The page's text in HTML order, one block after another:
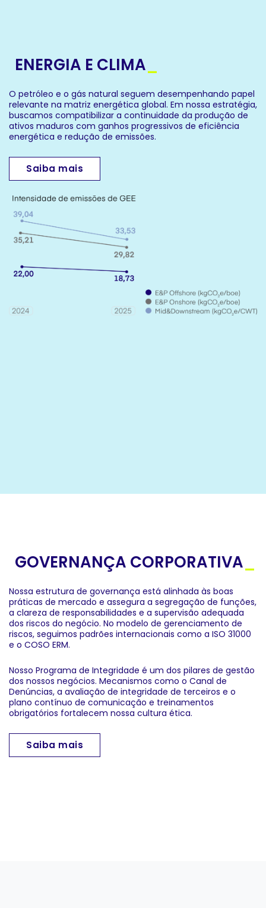
ENERGIA E CLIMA
O petróleo e o gás natural seguem desempenhando papel
relevante na matriz energética global. Em nossa estratégia,
buscamos compatibilizar a continuidade da produção de
ativos maduros com ganhos progressivos de eficiência
energética e redução de emissões.
Saiba mais
GOVERNANÇA CORPORATIVA
Nossa estrutura de governança está alinhada às boas
práticas de mercado e assegura a segregação de funções,
a clareza de responsabilidades e a supervisão adequada
dos riscos do negócio. No modelo de gerenciamento de
riscos, seguimos padrões internacionais como a ISO 31000
e o COSO ERM.
Nosso Programa de Integridade é um dos pilares de gestão
dos nossos negócios. Mecanismos como o Canal de
Denúncias, a avaliação de integridade de terceiros e o
plano contínuo de comunicação e treinamentos
obrigatórios fortalecem nossa cultura ética.
Saiba mais